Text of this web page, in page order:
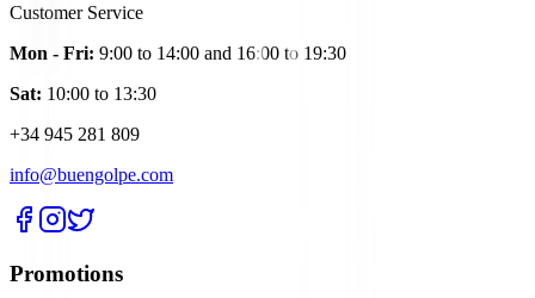
Customer Service
Mon - Fri: 9:00 to 14:00 and 16:00 to 19:30
Sat: 10:00 to 13:30
+34 945 281 809
info@buengolpe.com
Promotions